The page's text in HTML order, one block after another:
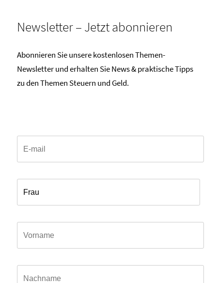
Newsletter – Jetzt abonnieren
Abonnieren Sie unsere kostenlosen Themen-
Newsletter und erhalten Sie News & praktische Tipps
zu den Themen Steuern und Geld.